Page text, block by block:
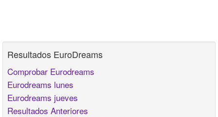
Resultados EuroDreams
Comprobar Eurodreams
Eurodreams lunes
Eurodreams jueves
Resultados Anteriores